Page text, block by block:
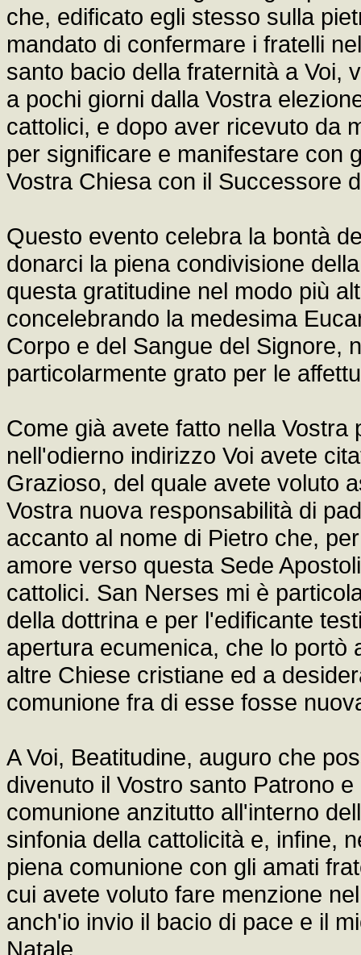
che, edificato egli stesso sulla
mandato di confermare i fratelli
santo bacio della fraternità a Voi,
a pochi giorni dalla Vostra
cattolici, e dopo aver ricevuto da
per significare e manifestare con
Vostra Chiesa con il Successore
Questo evento celebra la bontà
donarci la piena condivisione
questa gratitudine nel modo più
concelebrando la medesima
Corpo e del Sangue del Signore,
particolarmente grato per le
Come già avete fatto nella
nell'odierno indirizzo Voi avete
Grazioso, del quale avete voluto
Vostra nuova responsabilità di
accanto al nome di Pietro che,
amore verso questa Sede
cattolici. San Nerses mi è
della dottrina e per l'edificante
apertura ecumenica, che lo portò
altre Chiese cristiane ed a
comunione fra di esse fosse
A Voi, Beatitudine, auguro che
divenuto il Vostro santo Patrono
comunione anzitutto all'interno
sinfonia della cattolicità e, infine,
piena comunione con gli amati
cui avete voluto fare menzione
anch'io invio il bacio di pace e il
Natale.